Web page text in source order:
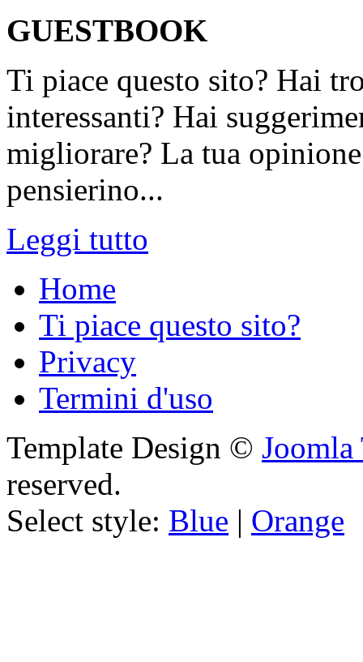
GUESTBOOK
Ti piace questo sito? Hai
interessanti? Hai
migliorare? La tua
pensierino...
Leggi tutto
Home
Ti piace questo sito?
Privacy
Termini d'uso
Template Design © Joomla
reserved.
Select style: Blue | Orange